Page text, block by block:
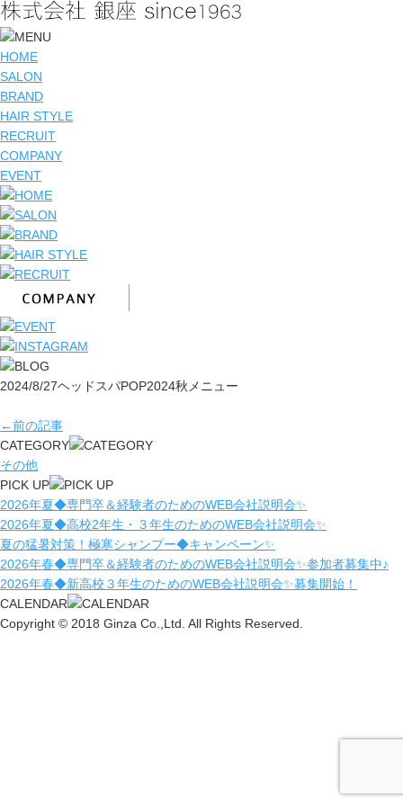
HOME
SALON
BRAND
HAIR STYLE
RECRUIT
COMPANY
EVENT
2024/8/27ヘッドスパPOP2024秋メニュー
←前の記事
CATEGORY
その他
PICK UP
2026年夏◆専門卒＆経験者のためのWEB会社説明会✨
2026年夏◆高校2年生・３年生のためのWEB会社説明会✨
夏の猛暑対策！極寒シャンプー◆キャンペーン✨
2026年春◆専門卒＆経験者のためのWEB会社説明会✨参加者募集中♪
2026年春◆新高校３年生のためのWEB会社説明会✨募集開始！
CALENDAR
Copyright © 2018 Ginza Co.,Ltd. All Rights Reserved.